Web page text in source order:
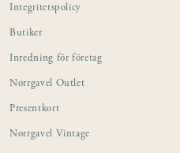
Integritetspolicy
Butiker
Inredning för företag
Norrgavel Outlet
Presentkort
Norrgavel Vintage